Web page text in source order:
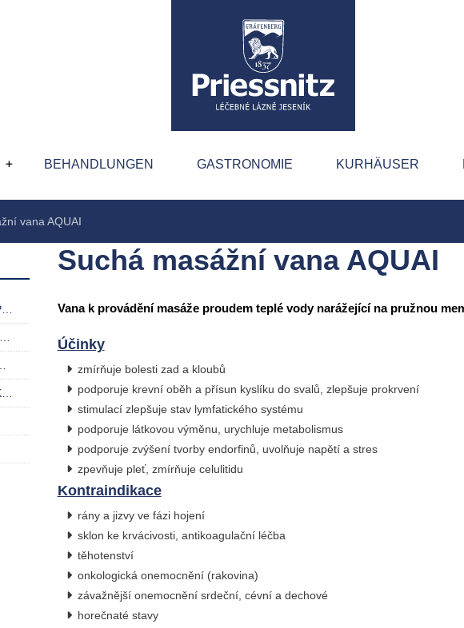
BEHANDLUNGEN GASTRONOMIE KURHÄUSER
vana AQUAI
Suchá masážní vana AQUAI
Vana k provádění masáže proudem teplé vody narážející na pružnou
Účinky
zmírňuje bolesti zad a kloubů
podporuje krevní oběh a přísun kyslíku do svalů, zlepšuje prokrvení
stimulací zlepšuje stav lymfatického systému
podporuje látkovou výměnu, urychluje metabolismus
podporuje zvýšení tvorby endorfinů, uvolňuje napětí a stres
zpevňuje pleť, zmírňuje celulitidu
Kontraindikace
rány a jizvy ve fázi hojení
sklon ke krvácivosti, antikoagulační léčba
těhotenství
onkologická onemocnění (rakovina)
závažnější onemocnění srdeční, cévní a dechové
horečnaté stavy